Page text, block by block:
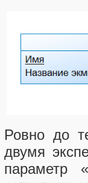
Ровно до
двумя
параметр